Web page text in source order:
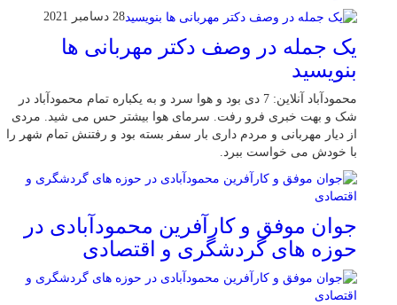
28 دسامبر 2021
یک جمله در وصف دکتر مهربانی ها
بنویسید
محمودآباد آنلاین: 7 دی بود و هوا سرد و به یکباره تمام محمودآباد در
شک و بهت خبری فرو رفت. سرمای هوا بیشتر حس می شید. مردی
از دیار مهربانی و مردم داری بار سفر بسته بود و رفتنش تمام شهر را
با خودش می خواست ببرد.
جوان موفق و کارآفرین محمودآبادی در
حوزه های گردشگری و اقتصادی